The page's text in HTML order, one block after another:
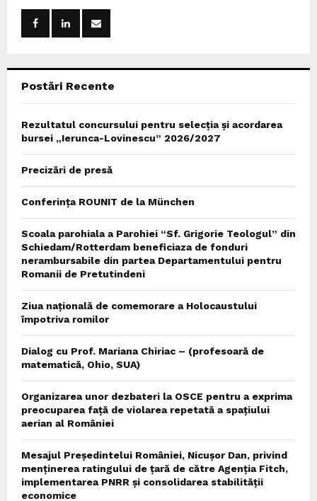
Postări Recente
Rezultatul concursului pentru selecția și acordarea
bursei „Ierunca-Lovinescu” 2026/2027
Precizări de presă
Conferința ROUNIT de la München
Scoala parohiala a Parohiei “Sf. Grigorie Teologul” din
Schiedam/Rotterdam beneficiaza de fonduri
nerambursabile din partea Departamentului pentru
Romanii de Pretutindeni
Ziua națională de comemorare a Holocaustului
împotriva romilor
Dialog cu Prof. Mariana Chiriac – (profesoară de
matematică, Ohio, SUA)
Organizarea unor dezbateri la OSCE pentru a exprima
preocuparea față de violarea repetată a spațiului
aerian al României
Mesajul Președintelui României, Nicușor Dan, privind
menținerea ratingului de țară de către Agenția Fitch,
implementarea PNRR și consolidarea stabilității
economice